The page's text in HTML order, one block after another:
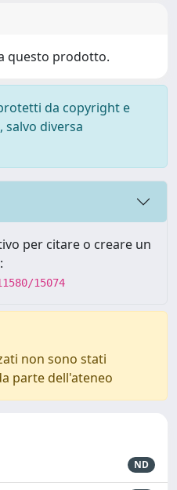
questo prodotto.
da copyright e
diversa
per citare o creare un
15074
non sono stati
parte dell'ateneo
ND